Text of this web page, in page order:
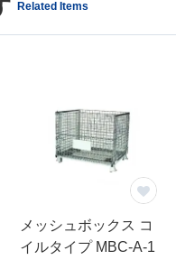
Related Items
メッシュボックス コ
イルタイプ MBC-A-1